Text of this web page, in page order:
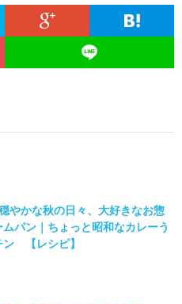
やかな秋の日々、大好きなお惣
パン｜ちょっと昭和なカレーう
ン 【レシピ】